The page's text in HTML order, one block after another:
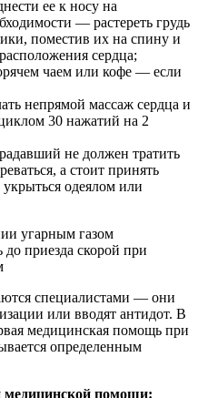
ее к носу на
— растереть грудь
поместив их на спину и
сердца;
чаем или кофе — если
непрямой массаж сердца и
30 нажатий на 2
не должен тратить
а стоит принять
одеялом или
приезда скорой при
специалистами — они
или вводят антидот. В
медицинская помощь при
определенным
медицинской помощи: